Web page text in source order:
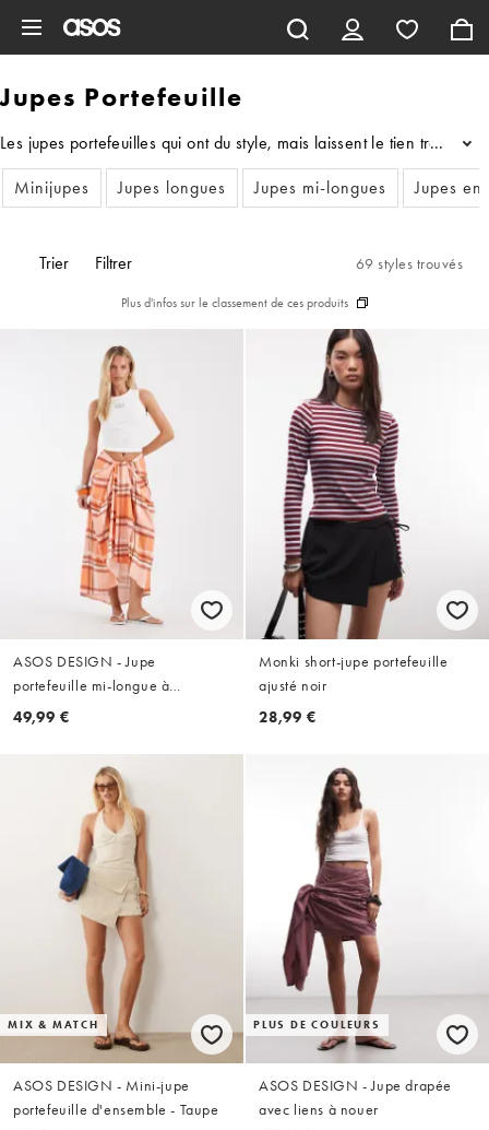
Jupes Portefeuille
Les jupes portefeuilles qui ont du style, mais laissent le tien ...
Minijupes
Jupes longues Jupes mi-longues Jupes en
Trier Filtrer 69 styles trouvés
Plus d'infos sur le classement de ces produits
ASOS DESIGN - Jupe
portefeuille mi-longue à
carreaux - Orange
49,99 €
Monki short-jupe portefeuille
ajusté noir
28,99 €
MIX & MATCH
ASOS DESIGN - Mini-jupe
portefeuille d'ensemble - Taupe
PLUS DE COULEURS
ASOS DESIGN - Jupe drapée
avec liens à nouer